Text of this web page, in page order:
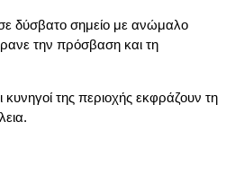
δύσβατο σημείο με ανώμαλο
την πρόσβαση και τη
κυνηγοί της περιοχής εκφράζουν τη